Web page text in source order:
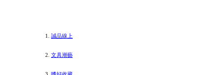
誠品線上
文具潮藝